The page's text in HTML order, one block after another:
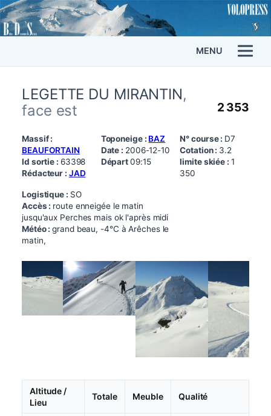
MENU
LEGETTE DU MIRANTIN,
face est
2 353
Massif :
BEAUFORTAIN
Id sortie : 63398
Rédacteur : JAD
Toponeige : BAZ
Date : 2006-12-10
Départ09:15
N° course : D7
Cotation : 3.2
limite skiée : 1
350
Logistique : SO
Accès : route enneigée le matin
jusqu'aux Perches mais ok l'après midi
Météo :grand beau, -4°C à Arêches le
matin,
Altitude /
Lieu
Totale Meuble Qualité